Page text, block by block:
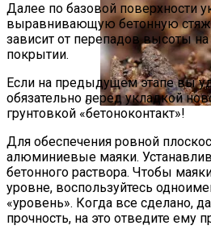
Далее по базовой поверхности
выравнивающую бетонную
зависит от перепадов высоты
покрытии.
Если на предыдущем этапе вы
обязательно перед укладкой
грунтовкой «бетоноконтакт»!
Для обеспечения ровной
алюминиевые маяки.
бетонного раствора. Чтобы
уровне, воспользуйтесь
«уровень». Когда все сделано,
прочность, на это отведите ему